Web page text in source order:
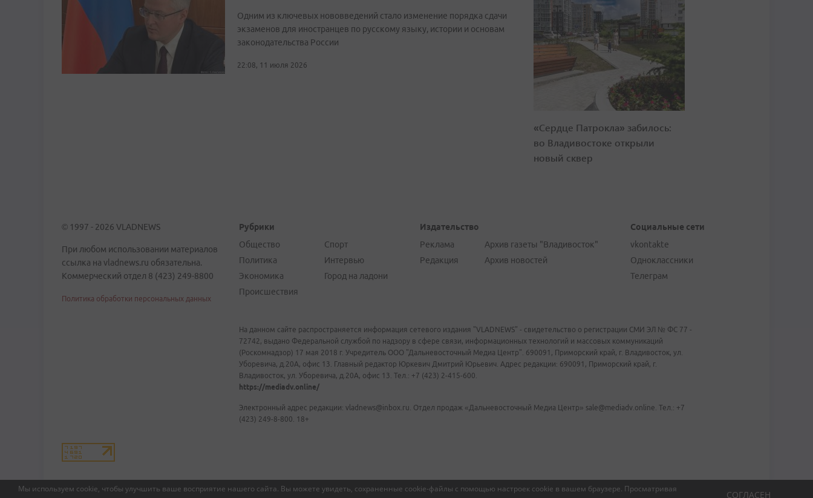
Мы используем cookie, чтобы улучшить ваше восприятие нашего сайта. Вы можете увидеть, сохраненные cookie-файлы с помощью настроек cookie в вашем браузере. Просматривая
СОГЛАСЕН
Одним из ключевых нововведений стало изменение порядка сдачи
экзаменов для иностранцев по русскому языку, истории и основам
законодательства России
22:08, 11 июля 2026
«Сердце Патрокла» забилось:
во Владивостоке открыли
новый сквер
© 1997 - 2026 VLADNEWS
При любом использовании материалов
ссылка на vladnews.ru обязательна.
Коммерческий отдел 8 (423) 249-8800
Политика обработки персональных данных
Рубрики
Общество
Политика
Экономика
Происшествия
Спорт
Интервью
Город на ладони
Издательство
Реклама
Редакция
Архив газеты "Владивосток"
Архив новостей
Социальные сети
vkontakte
Одноклассники
Телеграм
На данном сайте распространяется информация сетевого издания "VLADNEWS" - свидетельство о регистрации СМИ ЭЛ № ФС 77 -
72742, выдано Федеральной службой по надзору в сфере связи, информационных технологий и массовых коммуникаций
(Роскомнадзор) 17 мая 2018 г. Учредитель ООО "Дальневосточный Медиа Центр". 690091, Приморский край, г. Владивосток, ул.
Уборевича, д.20А, офис 13. Главный редактор Юркевич Дмитрий Юрьевич. Адрес редакции: 690091, Приморский край, г.
Владивосток, ул. Уборевича, д.20А, офис 13. Тел.: +7 (423) 2-415-600.
https://mediadv.online/
Электронный адрес редакции: vladnews@inbox.ru. Отдел продаж «Дальневосточный Медиа Центр» sale@mediadv.online. Тел.: +7
(423) 249-8-800. 18+